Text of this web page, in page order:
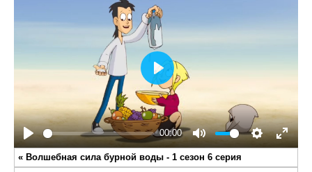
Play
00:00
Mute Settings
Enter
Play
« Волшебная сила бурной воды - 1 сезон 6 серия